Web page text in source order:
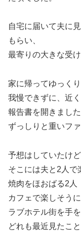
自宅に届いて夫に
もらい、
最寄りの大きな受
家に帰ってゆっく
我慢できずに、近
報告書を開きました
ずっしりと重いフ
予想はしていたけど
そこには夫と2人で
焼肉をほおばる2人
カフェで楽しそう
ラブホテル街を手
どれも最近見たこ